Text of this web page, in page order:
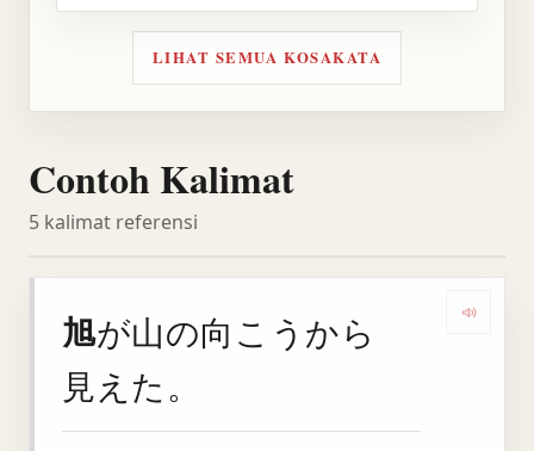
LIHAT SEMUA KOSAKATA
Contoh Kalimat
5 kalimat referensi
旭が山の向こうから
見えた。